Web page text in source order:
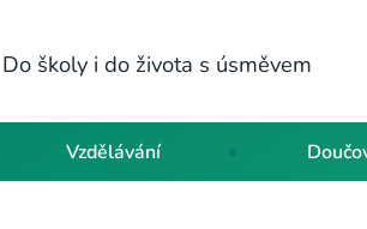
Do školy i do života s úsměvem
Vzdělávání